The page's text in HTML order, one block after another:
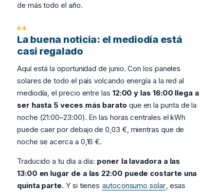
de más todo el año.
La buena noticia: el mediodía está
casi regalado
Aquí está la oportunidad de junio. Con los paneles
solares de todo el país volcando energía a la red al
mediodía, el precio entre las 12:00 y las 16:00 llega a
ser hasta 5 veces más barato que en la punta de la
noche (21:00–23:00). En las horas centrales el kWh
puede caer por debajo de 0,03 €, mientras que de
noche se acerca a 0,16 €.
Traducido a tu día a día: poner la lavadora a las
13:00 en lugar de a las 22:00 puede costarte una
quinta parte. Y si tienes autoconsumo solar, esas